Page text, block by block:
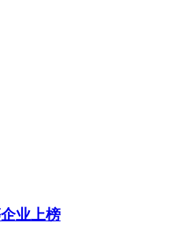
业上榜